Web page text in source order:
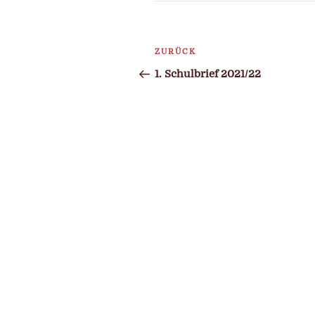
Beitragsnavigation
Vorheriger
Beitrag
ZURÜCK
1. Schulbrief 2021/22